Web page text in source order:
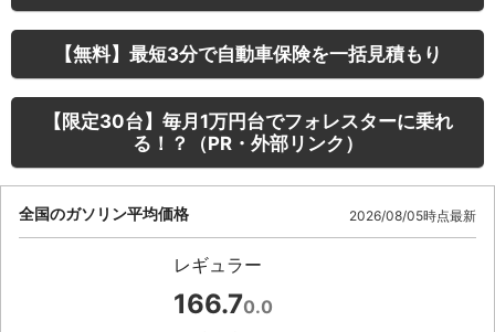
【無料】最短3分で自動車保険を一括見積もり
【限定30台】毎月1万円台でフォレスターに乗れ
る！？（PR・外部リンク）
全国のガソリン平均価格 2026/08/05時点最新
レギュラー
166.70.0